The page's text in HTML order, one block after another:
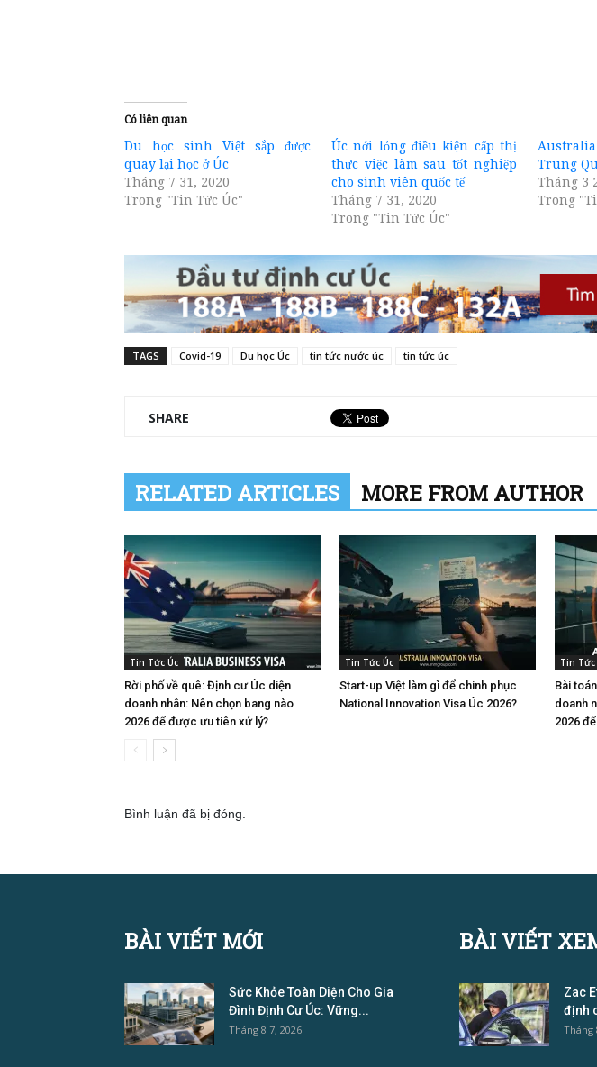
Có liên quan
Du học sinh Việt sắp được
quay lại học ở Úc
Tháng 7 31, 2020
Trong "Tin Tức Úc"
Úc nới lỏng điều kiện cấp thị
thực việc làm sau tốt nghiệp
cho sinh viên quốc tế
Tháng 7 31, 2020
Trong "Tin Tức Úc"
Trung
Tháng 3
Trong
TAGS Covid-19 Du học Úc tin tức nước úc tin tức úc
SHARE
RELATED ARTICLES MORE FROM AUTHOR
Tin Tức Úc
Rời phố về quê: Định cư Úc diện
doanh nhân: Nên chọn bang nào
2026 để được ưu tiên xử lý?
Tin Tức Úc
Start-up Việt làm gì để chinh phục
National Innovation Visa Úc 2026?
Tin Tức
Bài
doanh
2026
Bình luận đã bị đóng.
BÀI VIẾT MỚI
Sức Khỏe Toàn Diện Cho Gia
Đình Định Cư Úc: Vững...
Tháng 8 7, 2026
BÀI VIẾT
Zac
định
Tháng